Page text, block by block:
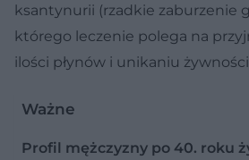
ksantynurii (rzadkie zaburzenie
którego leczenie polega na
ilości płynów i unikaniu
Ważne
Profil mężczyzny po 40. roku